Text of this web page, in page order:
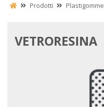
Prodotti Plastigomme
VETRORESINA